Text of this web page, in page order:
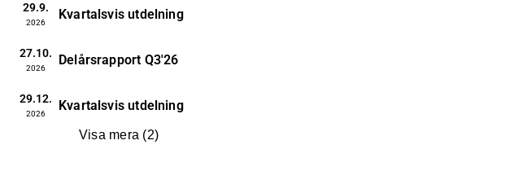
29.9.
2026
Kvartalsvis utdelning
27.10.
2026
Delårsrapport Q3'26
29.12.
2026
Kvartalsvis utdelning
Visa mera (2)